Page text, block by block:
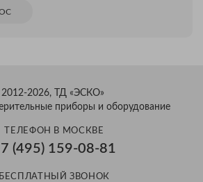
2026, ТД «ЭСКО»
приборы и оборудование
ТЕЛЕФОН В МОСКВЕ
(495) 159-08-81
БЕСПЛАТНЫЙ ЗВОНОК